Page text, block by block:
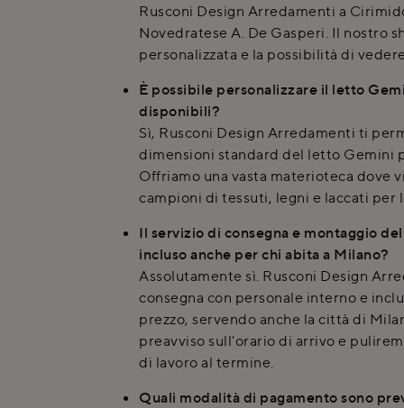
Rusconi Design Arredamenti a
Novedratese A. De Gasperi. Il nostro
personalizzata e la possibilità di
È possibile personalizzare il letto
disponibili?
Sì, Rusconi Design Arredamenti ti
dimensioni standard del letto Gemini
Offriamo una vasta materioteca dove
campioni di tessuti, legni e laccati per
Il servizio di consegna e montaggio
incluso anche per chi abita a Milano?
Assolutamente sì. Rusconi Design
consegna con personale interno e
prezzo, servendo anche la città di
preavviso sull'orario di arrivo e
di lavoro al termine.
Quali modalità di pagamento sono